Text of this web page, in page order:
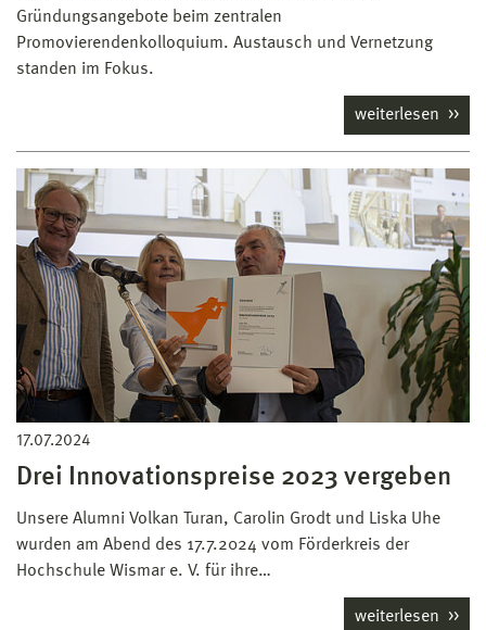
Gründungsangebote beim zentralen
Promovierendenkolloquium. Austausch und Vernetzung
standen im Fokus.
weiterlesen
17.07.2024
Drei Innovationspreise 2023 vergeben
Unsere Alumni Volkan Turan, Carolin Grodt und Liska Uhe
wurden am Abend des 17.7.2024 vom Förderkreis der
Hochschule Wismar e. V. für ihre…
weiterlesen